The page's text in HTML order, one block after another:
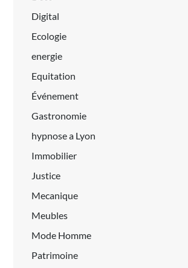
Digital
Ecologie
energie
Equitation
Événement
Gastronomie
hypnose a Lyon
Immobilier
Justice
Mecanique
Meubles
Mode Homme
Patrimoine